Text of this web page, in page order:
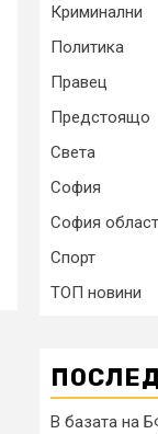
Криминални
Политика
Правец
Предстоящо
Света
София
София област
Спорт
ТОП новини
В базата на